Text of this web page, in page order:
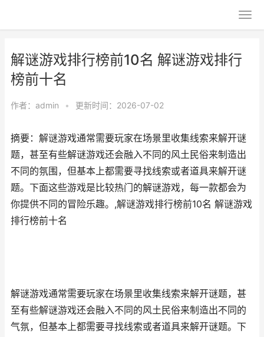
解谜游戏排行榜前10名 解谜游戏排行
榜前十名
作者： admin • 更新时间：2026-07-02
摘要：解谜游戏通常需要玩家在场景里收集线索来解开谜
题，甚至有些解谜游戏还会融入不同的风土民俗来制造出
不同的氛围，但基本上都需要寻找线索或者道具来解开谜
题。下面这些游戏是比较热门的解谜游戏，每一款都会为
你提供不同的冒险乐趣。,解谜游戏排行榜前10名 解谜游戏
排行榜前十名
解谜游戏通常需要玩家在场景里收集线索来解开谜题，甚
至有些解谜游戏还会融入不同的风土民俗来制造出不同的
气氛，但基本上都需要寻找线索或者道具来解开谜题。下